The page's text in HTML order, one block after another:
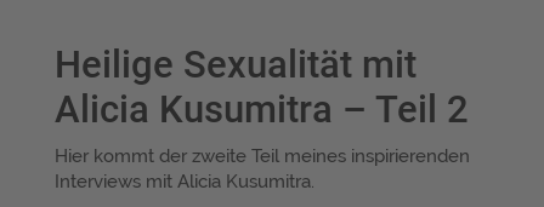
Heilige Sexualität mit
Alicia Kusumitra – Teil 2
Hier kommt der zweite Teil meines inspirierenden
Interviews mit Alicia Kusumitra.